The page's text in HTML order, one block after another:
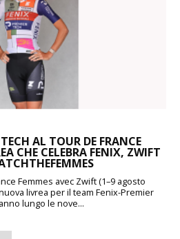
AL TOUR DE FRANCE
CHE CELEBRA FENIX, ZWIFT
Femmes avec Zwift (1–9 agosto
livrea per il team Fenix-Premier
lungo le nove...